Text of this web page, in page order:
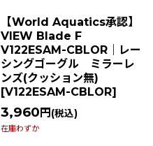
【World Aquatics承認】
VIEW Blade F
V122ESAM-CBLOR｜レー
シングゴーグル ミラーレ
ンズ(クッション無)
[V122ESAM-CBLOR]
3,960 円 (税込)
在庫わずか